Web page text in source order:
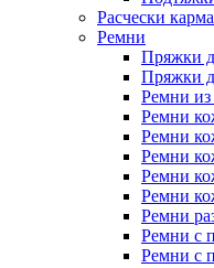
Расчески
Ремни
Пряжки
Пряжки
Ремни из
Ремни
Ремни
Ремни
Ремни
Ремни
Ремни
Ремни с
Ремни с